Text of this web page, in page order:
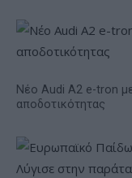
Νέο Audi A2 e-tron
αποδοτικότητας